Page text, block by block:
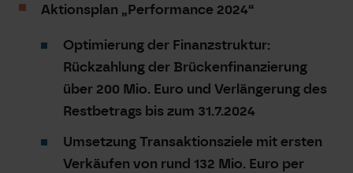
Aktionsplan „Performance 2024“
Optimierung der Finanzstruktur:
Rückzahlung der Brückenfinanzierung
über 200 Mio. Euro und Verlängerung des
Restbetrags bis zum 31.7.2024
Umsetzung Transaktionsziele mit ersten
Verkäufen von rund 132 Mio. Euro per